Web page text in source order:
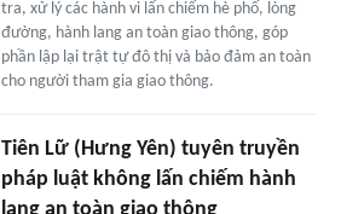
tra, xử lý các hành vi lấn chiếm hè phố, lòng
đường, hành lang an toàn giao thông, góp
phần lập lại trật tự đô thị và bảo đảm an toàn
cho người tham gia giao thông.
Tiên Lữ (Hưng Yên) tuyên truyền
pháp luật không lấn chiếm hành